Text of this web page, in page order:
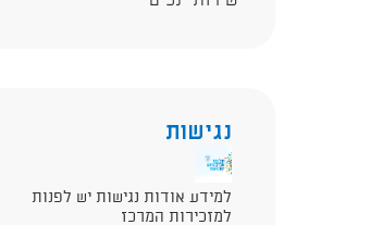
נגישות
למידע אודות נגישות יש לפנות
למזכירות המרכז